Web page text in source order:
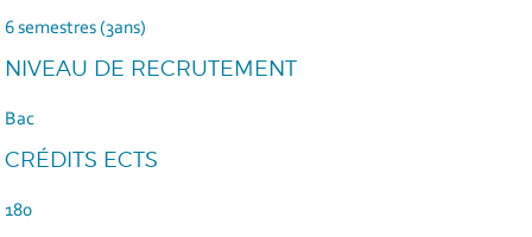
6 semestres (3ans)
NIVEAU DE RECRUTEMENT
Bac
CRÉDITS ECTS
180